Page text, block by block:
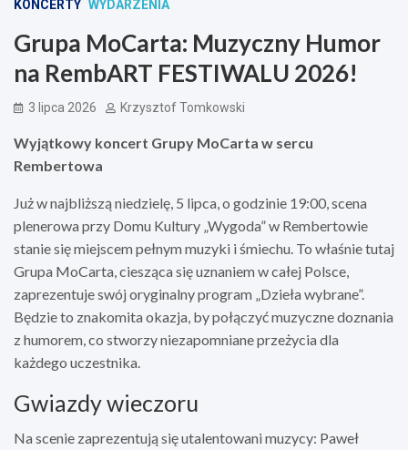
KONCERTY WYDARZENIA
Grupa MoCarta: Muzyczny Humor
na RembART FESTIWALU 2026!
3 lipca 2026 Krzysztof Tomkowski
Wyjątkowy koncert Grupy MoCarta w sercu
Rembertowa
Już w najbliższą niedzielę, 5 lipca, o godzinie 19:00, scena
plenerowa przy Domu Kultury „Wygoda” w Rembertowie
stanie się miejscem pełnym muzyki i śmiechu. To właśnie tutaj
Grupa MoCarta, ciesząca się uznaniem w całej Polsce,
zaprezentuje swój oryginalny program „Dzieła wybrane”.
Będzie to znakomita okazja, by połączyć muzyczne doznania
z humorem, co stworzy niezapomniane przeżycia dla
każdego uczestnika.
Gwiazdy wieczoru
Na scenie zaprezentują się utalentowani muzycy: Paweł